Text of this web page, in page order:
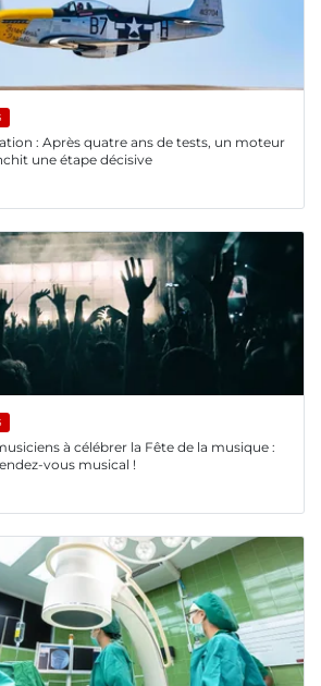
: Après quatre ans de tests, un moteur
une étape décisive
à célébrer la Fête de la musique :
vous musical !